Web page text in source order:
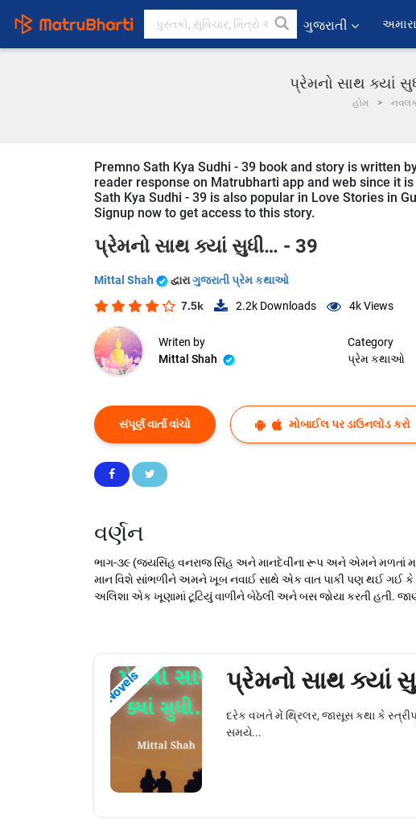
ગુજરાતી
પ્રેમનો સાથ ક્યાં
હોમ
Premno Sath Kya Sudhi - 39 book and story is written
reader response on Matrubharti app and web since it
Sath Kya Sudhi - 39 is also popular in Love Stories in
Signup now to get access to this story.
પ્રેમનો સાથ ક્યાં સુધી… - 39
Mittal Shah દ્વારાગુજરાતી પ્રેમ કથાઓ
7.5k 2.2k Downloads 4kViews
Writen by
Mittal Shah
Category
પ્રેમ કથાઓ
સંપૂર્ણ વાર્તા વાંચો મોબાઈલ પર ડાઉનલોડ કરો
વર્ણન
ભાગ-૩૯ (જયસિંહ વનરાજ સિંહ અને માનદેવીના રૂપ અને એમને મળતાં
માન વિશે સાંભળીને અમને ખૂબ નવાઈ સાથે એક વાત પાકી પણ થઈ ગઈ
અલિશા એક ખૂણામાં ટૂટિયું વાળીને બેઠેલી અને બસ જોયા કરતી હતી.
Novels પ્રેમનો સાથ ક્યાં
દરેક વખતે મેં થ્રિલર, જાસૂસ કથા કે
સમયે...